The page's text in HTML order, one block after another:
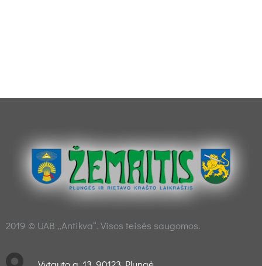
2019 © UAB „Antikva“. Visos teisės saugomos.